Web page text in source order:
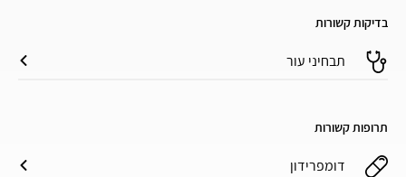
בדיקות קשורות
תבחיני עור
תרופות קשורות
דומפרידון